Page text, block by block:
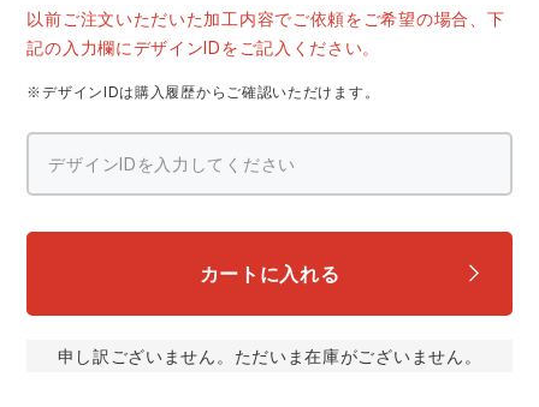
ファン付きウェア
防寒
スターライト工業 東洋物産工業
以前ご注文いただいた加工内容でご依頼をご希望の場合、下
記の入力欄にデザインIDをご記入ください。
※デザインIDは購入履歴からご確認いただけます。
カートに入れる
申し訳ございません。ただいま在庫がございません。